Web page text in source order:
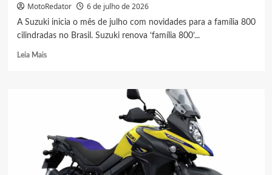
MotoRedator 6 de julho de 2026
A Suzuki inicia o mês de julho com novidades para a família 800
cilindradas no Brasil. Suzuki renova ‘família 800’...
Leia MaisRead
GSX-
8R
e
GSX-